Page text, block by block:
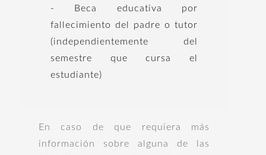
- Beca educativa por
fallecimiento del padre o tutor
(independientemente del
semestre que cursa el
estudiante)
En caso de que requiera más
información sobre alguna de las